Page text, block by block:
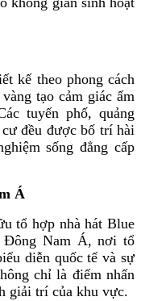
kế theo phong cách
tạo cảm giác ấm
tuyến phố, quảng
đều được bố trí hài
sống đẳng cấp
Á
tổ hợp nhà hát Blue
Đông Nam Á, nơi tổ
diễn quốc tế và sự
chỉ là điểm nhấn
giải trí của khu vực.